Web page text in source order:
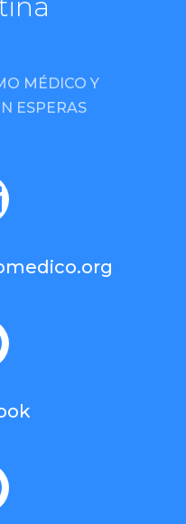
MÉDICO Y
ESPERAS